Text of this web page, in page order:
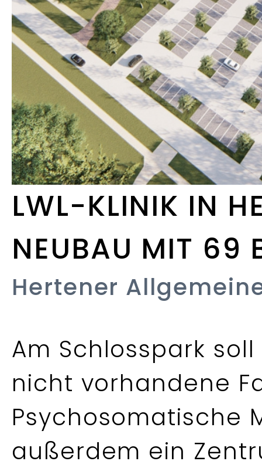
LWL-KLINIK IN
NEUBAU MIT 69
Hertener
Am Schlosspark
nicht vorhandene
Psychosomatische
außerdem ein